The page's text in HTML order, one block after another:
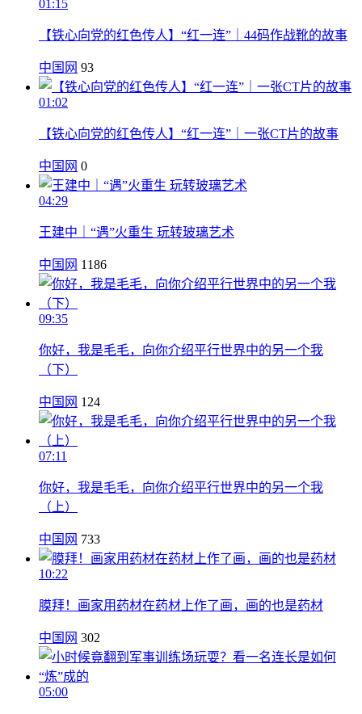
01:15
【铁心向党的红色传人】“红一连”｜44码作战靴的故事
中国网 93
01:02
【铁心向党的红色传人】“红一连”｜一张CT片的故事
中国网 0
04:29
王建中｜“遇”火重生 玩转玻璃艺术
中国网 1186
09:35
你好，我是毛毛，向你介绍平行世界中的另一个我
（下）
中国网 124
07:11
你好，我是毛毛，向你介绍平行世界中的另一个我
（上）
中国网 733
10:22
膜拜！画家用药材在药材上作了画，画的也是药材
中国网 302
05:00